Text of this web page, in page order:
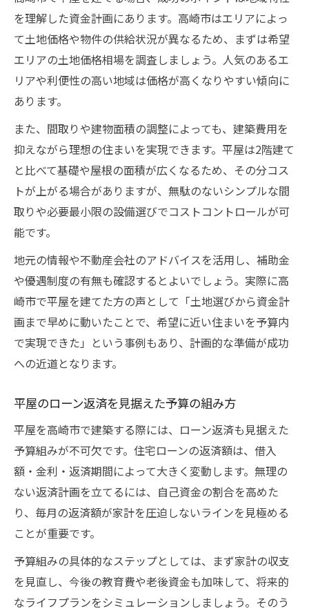
を理解した資金計画にあります。高崎市はエリアによっ
て土地価格や物件の供給状況が異なるため、まずは希望
エリアの土地価格相場を調査しましょう。人気のあるエ
リアや利便性の高い地域は価格が高くなりやすい傾向に
あります。
また、間取りや建物面積の調整によっても、建築費用を
抑えながら理想の住まいを実現できます。平屋は2階建て
と比べて基礎や屋根の面積が広くなるため、その分コス
トが上がる場合がありますが、無駄のないシンプルな間
取りや必要最小限の設備選びでコストコントロールが可
能です。
地元の情報や不動産会社のアドバイスを活用し、補助金
や優遇制度の有無も確認するとよいでしょう。実際に高
崎市で平屋を建てた方の声として「土地選びから資金計
画まで早めに動いたことで、希望に近い住まいを予算内
で実現できた」という事例もあり、計画的な準備が成功
への近道となります。
平屋のローン返済を見据えた予算の組み方
平屋を高崎市で建築する際には、ローン返済も見据えた
予算組みが不可欠です。住宅ローンの返済額は、借入
額・金利・返済期間によって大きく変動します。無理の
ない返済計画を立てるには、自己資金の割合を高めた
り、毎月の返済額が家計を圧迫しないラインを見極める
ことが重要です。
予算組みの具体的なステップとしては、まず家計の収支
を見直し、今後の教育費や老後資金も加味して、将来的
なライフプランをシミュレーションしましょう。そのう